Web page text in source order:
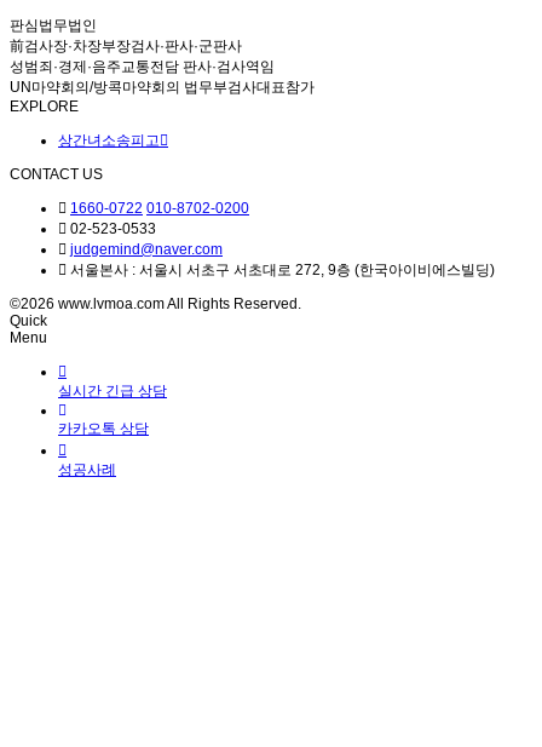
판심법무법인
前검사장·차장부장검사·판사·군판사
성범죄·경제·음주교통전담 판사·검사역임
UN마약회의/방콕마약회의 법무부검사대표참가
EXPLORE
상간녀소송피고
CONTACT US
1660-0722 010-8702-0200
02-523-0533
judgemind@naver.com
서울본사 : 서울시 서초구 서초대로 272, 9층 (한국아이비에스빌딩)
©2026 www.lvmoa.com All Rights Reserved.
Quick
Menu
실시간 긴급 상담
카카오톡 상담
성공사례